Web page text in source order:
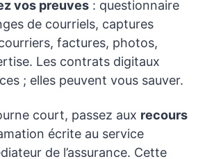
vos preuves : questionnaire
de courriels, captures
factures, photos,
Les contrats digitaux
; elles peuvent vous sauver.
court, passez aux recours
écrite au service
de l’assurance. Cette